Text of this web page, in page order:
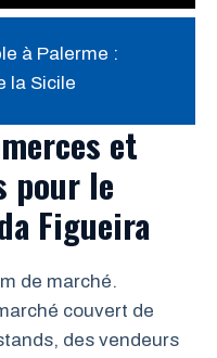
à Palerme :
la Sicile
et
pour le
Figueira
de marché.
couvert de
des vendeurs